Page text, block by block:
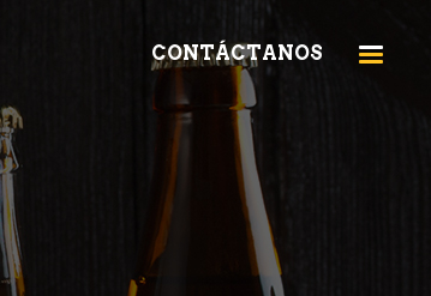
CONTÁCTANOS